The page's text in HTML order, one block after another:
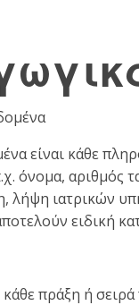
είναι κάθε
όνομα, αριθμός
λήψη ιατρικών
ειδική
κάθε πράξη ή